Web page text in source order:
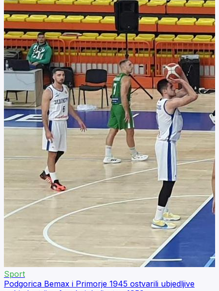
Sport
Podgorica Bemax i Primorje 1945 ostvarili ubjedljive